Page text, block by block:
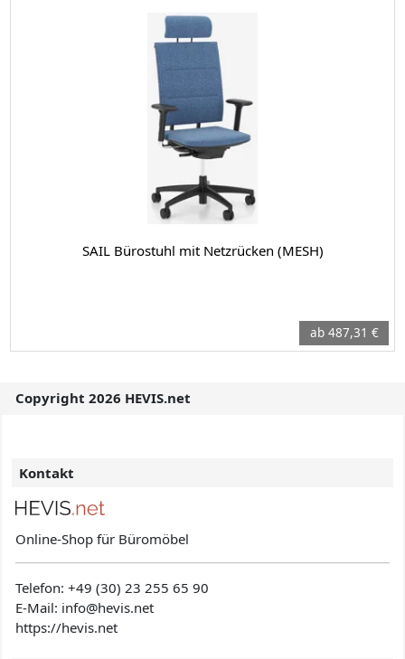
SAIL Bürostuhl mit Netzrücken (MESH)
ab 487,31 €
Copyright 2026 HEVIS.net
Kontakt
Online-Shop für Büromöbel
Telefon:+49 (30) 23 255 65 90
E-Mail: info@hevis.net
https://hevis.net